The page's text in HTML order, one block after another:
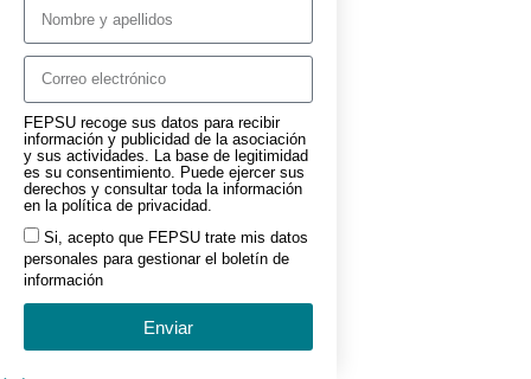
FEPSU recoge sus datos para recibir
información y publicidad de la asociación
y sus actividades. La base de legitimidad
es su consentimiento. Puede ejercer sus
derechos y consultar toda la información
en la política de privacidad.
Si, acepto que FEPSU trate mis datos
personales para gestionar el boletín de
información
Enviar